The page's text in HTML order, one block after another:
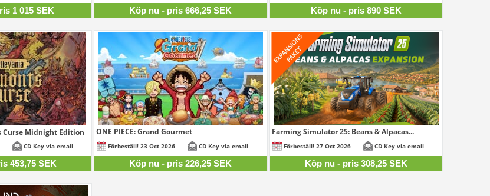
1 015 SEK Köp nu - pris 666,25 SEK Köp nu - pris 890 SEK
Curse Midnight Edition
453,75 SEK
CD Key via email
453,75 SEK
ONE PIECE: Grand Gourmet
226,25 SEK
Förbeställ! 23 Oct 2026 CD Key via email
Köp nu - pris 226,25 SEK
Farming Simulator 25: Beans & Alpacas...
308,25 SEK
Förbeställ! 27 Oct 2026 CD Key via email
Köp nu - pris 308,25 SEK